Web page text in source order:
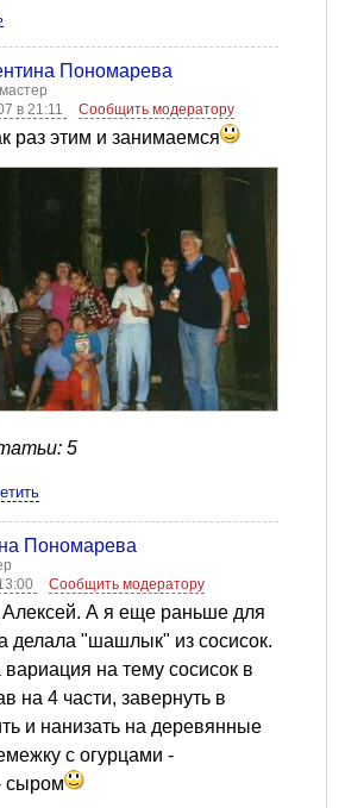
Пономарева
в 21:11
Сообщить модератору
раз этим и занимаемся
5
Пономарева
Сообщить модератору
А я еще раньше для
делала "шашлык" из сосисок.
на тему сосисок в
на 4 части, завернуть в
и нанизать на деревянные
с огурцами -
сыром